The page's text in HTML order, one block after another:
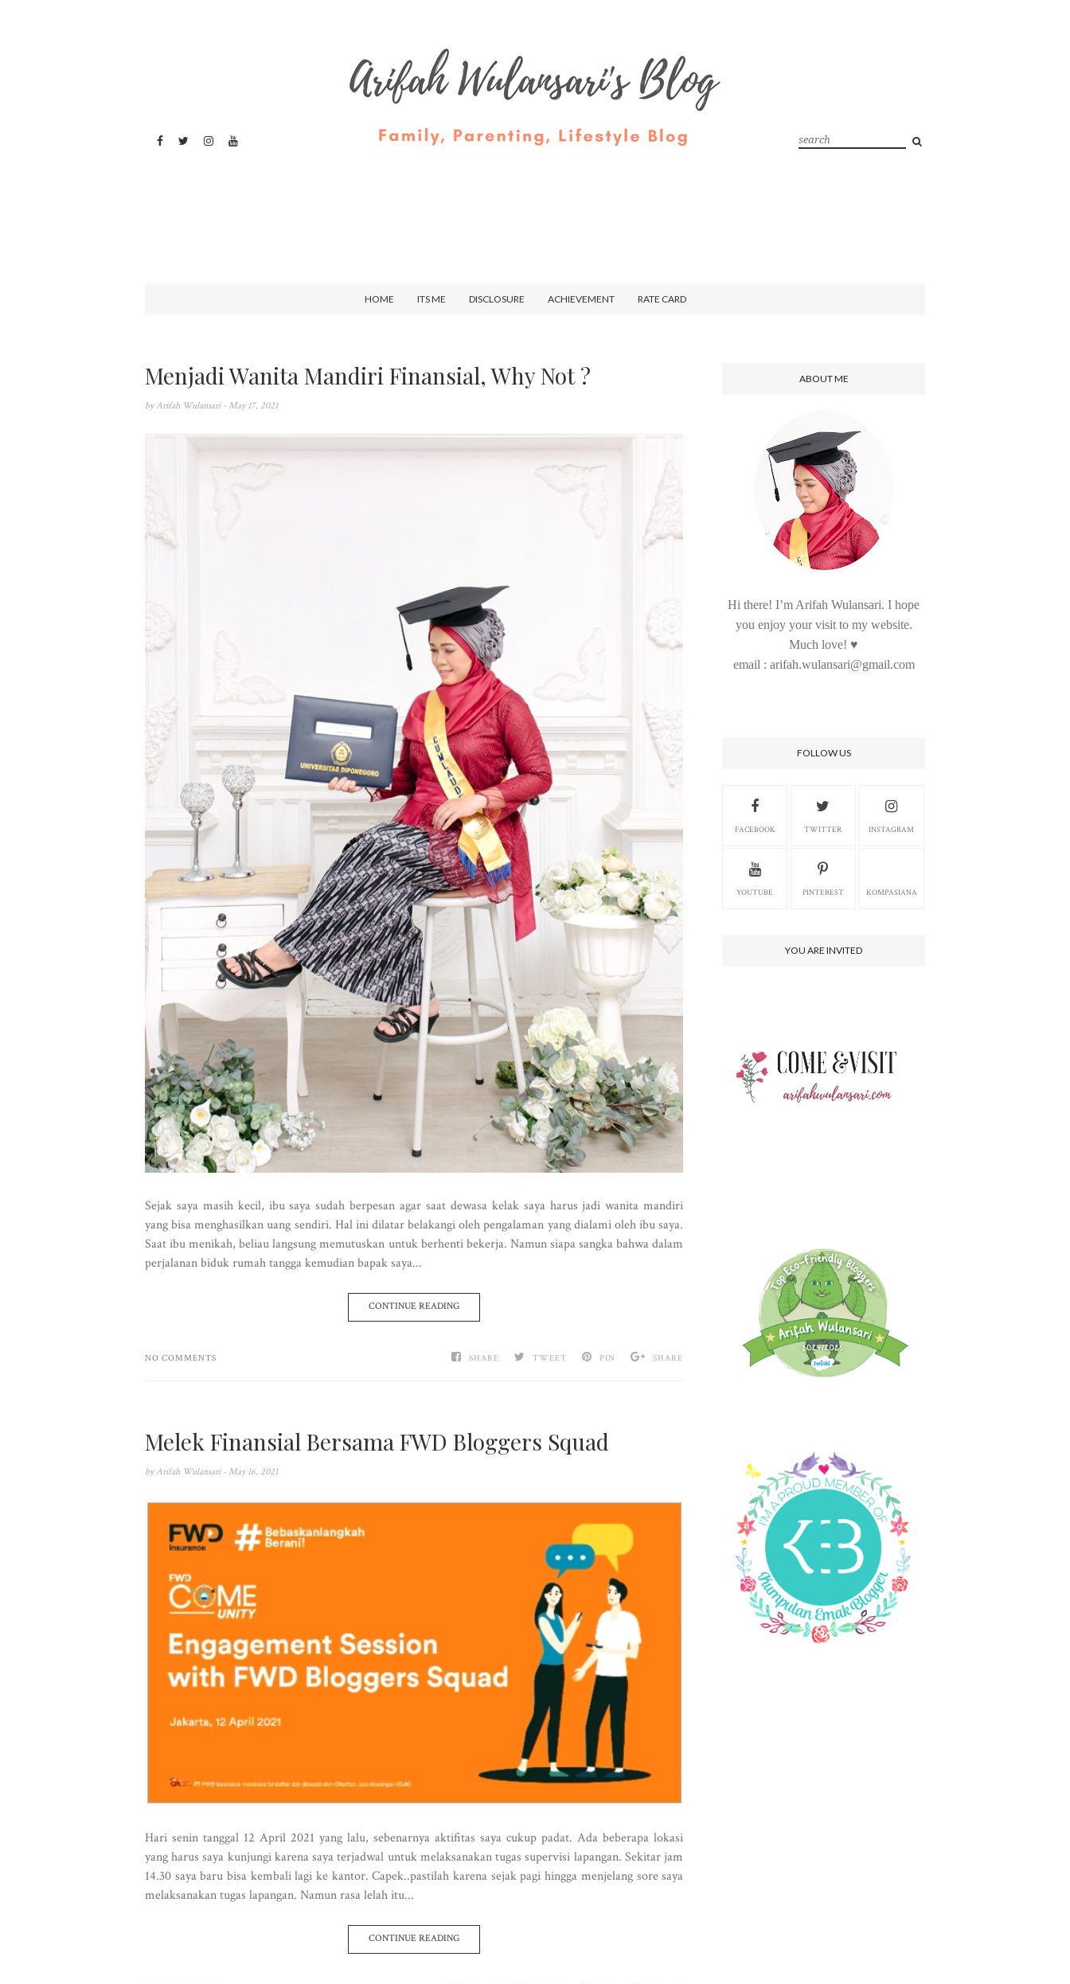
HOME ITS ME DISCLOSURE ACHIEVEMENT RATE CARD
Menjadi Wanita Mandiri Finansial, Why Not ?
by Arifah Wulansari - May 17, 2021
Sejak saya masih kecil, ibu saya sudah berpesan agar saat dewasa kelak saya harus jadi wanita mandiri
yang bisa menghasilkan uang sendiri. Hal ini dilatar belakangi oleh pengalaman yang dialami oleh ibu saya.
Saat ibu menikah, beliau langsung memutuskan untuk berhenti bekerja. Namun siapa sangka bahwa dalam
perjalanan biduk rumah tangga kemudian bapak saya...
CONTINUE READING
SHARE TWEET PIN SHARE
NO COMMENTS
Melek Finansial Bersama FWD Bloggers Squad
by Arifah Wulansari - May 16, 2021
Hari senin tanggal 12 April 2021 yang lalu, sebenarnya aktifitas saya cukup padat. Ada beberapa lokasi
yang harus saya kunjungi karena saya terjadwal untuk melaksanakan tugas supervisi lapangan. Sekitar jam
14.30 saya baru bisa kembali lagi ke kantor. Capek..pastilah karena sejak pagi hingga menjelang sore saya
melaksanakan tugas lapangan. Namun rasa lelah itu...
CONTINUE READING
ABOUT ME
Hi there! I’m Arifah Wulansari. I hope
you enjoy your visit to my website.
Much love! ♥
email : arifah.wulansari@gmail.com
FOLLOW US
FACEBOOK TWITTER INSTAGRAM
YOUTUBE PINTEREST KOMPASIANA
YOU ARE INVITED